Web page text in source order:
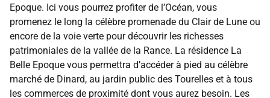
Epoque. Ici vous pourrez profiter de l’Océan, vous
promenez le long la célèbre promenade du Clair de Lune ou
encore de la voie verte pour découvrir les richesses
patrimoniales de la vallée de la Rance. La résidence La
Belle Epoque vous permettra d’accéder à pied au célèbre
marché de Dinard, au jardin public des Tourelles et à tous
les commerces de proximité dont vous aurez besoin. Les